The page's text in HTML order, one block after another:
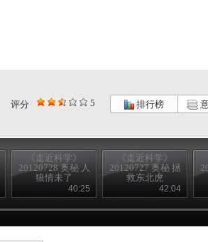
评分 5 排行榜
《走近科学》
20120728 奥秘 人
狼情未了
40:25
《走近科学》
20120727 奥秘 拯
救东北虎
42:04